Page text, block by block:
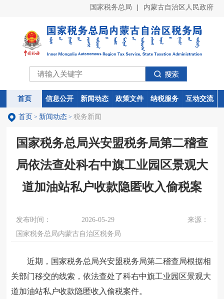
国家税务总局 内蒙古自治区人民政府
首页 信息公开 新闻动态 政策文件 纳税服务 互动交流
首页 信息公开 新闻动态 政策文件 纳税服务 互动交流
首页 > 新闻动态 > 税务新闻
国家税务总局兴安盟税务局第二稽查
局依法查处科右中旗工业园区景观大
道加油站私户收款隐匿收入偷税案
发布时间： 2026-05-29
来源：
国家税务总局内蒙古自治区税务局
近期，国家税务总局兴安盟税务局第二稽查局根据相
关部门移交的线索，依法查处了科右中旗工业园区景观大
道加油站私户收款隐匿收入偷税案件。